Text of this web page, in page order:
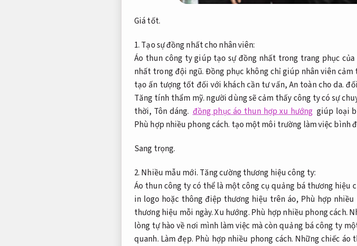
Giá tốt.
1. Tạo sự đồng nhất cho nhân viên:
Áo thun công ty giúp tạo sự đồng nhất trong trang phục
nhất trong đội ngũ. Đồng phục không chỉ giúp nhân viên
tạo ấn tượng tốt đối với khách cần tư vấn, An toàn cho da.
Tăng tính thẩm mỹ. người dùng sẽ cảm thấy công ty có sự
thời, Tôn dáng. đồng phục áo thun hợp xu hướng giúp loại
Phù hợp nhiều phong cách. tạo một môi trường làm việc bình
Sang trọng.
2. Nhiều mẫu mới. Tăng cường thương hiệu công ty:
Áo thun công ty có thể là một công cụ quảng bá thương hiệu
in logo hoặc thông điệp thương hiệu trên áo, Phù hợp nhiều
thương hiệu mỗi ngày.Xu hướng. Phù hợp nhiều phong cách.
lòng tự hào về nơi mình làm việc mà còn quảng bá công ty
quanh. Làm đẹp. Phù hợp nhiều phong cách. Những chiếc áo